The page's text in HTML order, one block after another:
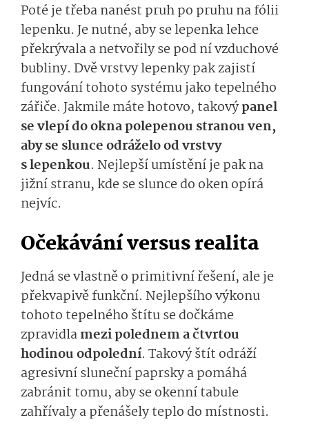
Poté je třeba nanést pruh po pruhu na fólii
lepenku. Je nutné, aby se lepenka lehce
překrývala a netvořily se pod ní vzduchové
bubliny. Dvě vrstvy lepenky pak zajistí
fungování tohoto systému jako tepelného
zářiče. Jakmile máte hotovo, takovýpanel
se vlepí do okna polepenou stranou ven,
aby se slunce odráželo od vrstvy
s lepenkou. Nejlepší umístění je pak na
jižní stranu, kde se slunce do oken opírá
nejvíc.
Očekávání versus realita
Jedná se vlastně o primitivní řešení, ale je
překvapivě funkční. Nejlepšího výkonu
tohoto tepelného štítu se dočkáme
zpravidlamezi polednem a čtvrtou
hodinou odpolední. Takový štít odráží
agresivní sluneční paprsky a pomáhá
zabránit tomu, aby se okenní tabule
zahřívaly a přenášely teplo do místnosti.